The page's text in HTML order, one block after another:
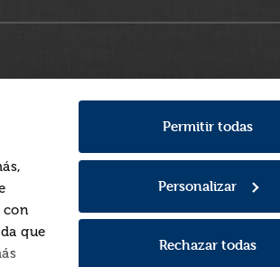
con
que
Permitir todas
Personalizar
Rechazar todas